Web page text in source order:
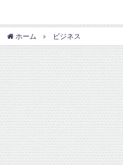
ホーム ビジネス